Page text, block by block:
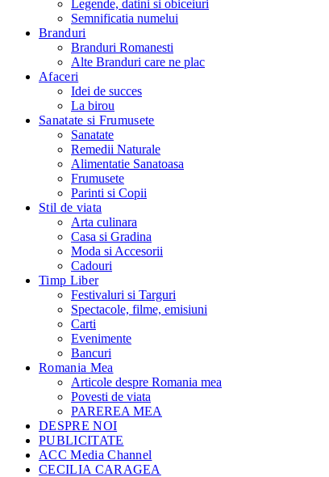
Legende, datini si obiceiuri
Semnificatia numelui
Branduri
Branduri Romanesti
Alte Branduri care ne plac
Afaceri
Idei de succes
La birou
Sanatate si Frumusete
Sanatate
Remedii Naturale
Alimentatie Sanatoasa
Frumusete
Parinti si Copii
Stil de viata
Arta culinara
Casa si Gradina
Moda si Accesorii
Cadouri
Timp Liber
Festivaluri si Targuri
Spectacole, filme, emisiuni
Carti
Evenimente
Bancuri
Romania Mea
Articole despre Romania mea
Povesti de viata
PAREREA MEA
DESPRE NOI
PUBLICITATE
ACC Media Channel
CECILIA CARAGEA